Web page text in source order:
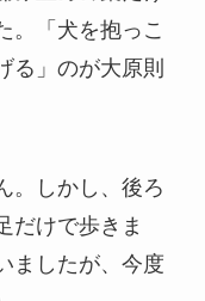
。「犬を抱っこ
る」のが大原則
。しかし、後ろ
だけで歩きま
ましたが、今度